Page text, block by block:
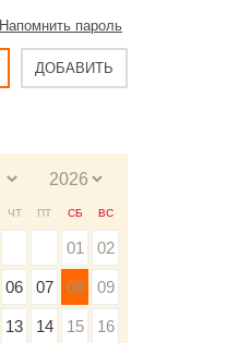
Напомнить пароль
ДОБАВИТЬ
ЧТ ПТ СБ ВС
01 02
06 07 08 09
13 14 15 16